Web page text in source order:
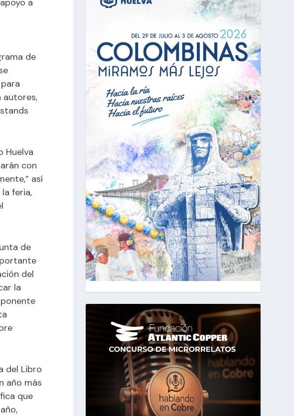
de
autores,
Huelva
con
así
feria,
de
del
la
del Libro
año más
que